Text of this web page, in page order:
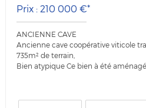
Prix : 210 000 €*
ANCIENNE CAVE
Ancienne cave coopérative viticole
735m² de terrain,
Bien atypique Ce bien à été aménagé...